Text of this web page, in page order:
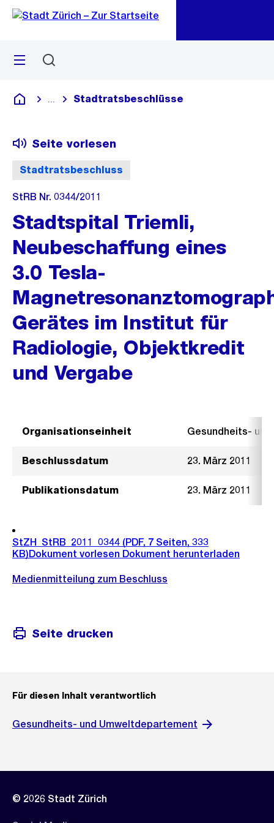
Navigation
Sprunglink
Menü
Deutsch
Blende alle Breadcrumbs ein
Stadtratsbeschlüsse
Stadtratsbeschluss
Seite vorlesen
StRB Nr. 0344/2011
Stadtspital Triemli,
Neubeschaffung eines
3.0 Tesla-
Gerätes im Institut für
Radiologie, Objektkredit
und Vergabe
Organisationseinheit Gesundheits-
Beschlussdatum 23. März 2011
Publikationsdatum 23. März 2011
StZH_StRB_2011_0344 (PDF, 7 Seiten, 333
KB)Dokument vorlesen Dokument herunterladen
Medienmitteilung zum Beschluss
Seite drucken
Für diesen Inhalt verantwortlich
Gesundheits- und Umweltdepartement
© 2026 Stadt Zürich